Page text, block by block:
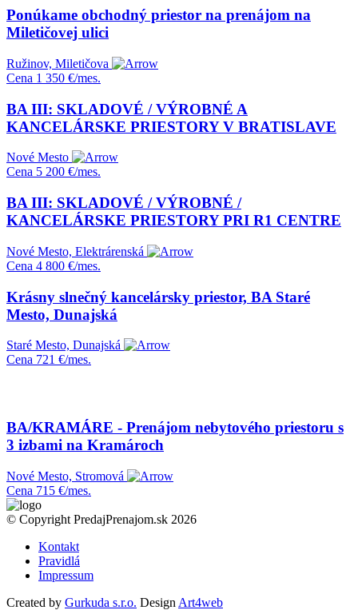
Ponúkame obchodný priestor na prenájom na
Miletičovej ulici
Ružinov, Miletičova
Cena 1 350 €/mes.
BA III: SKLADOVÉ / VÝROBNÉ A
KANCELÁRSKE PRIESTORY V BRATISLAVE
Nové Mesto
Cena 5 200 €/mes.
BA III: SKLADOVÉ / VÝROBNÉ /
KANCELÁRSKE PRIESTORY PRI R1 CENTRE
Nové Mesto, Elektrárenská
Cena 4 800 €/mes.
Krásny slnečný kancelársky priestor, BA Staré
Mesto, Dunajská
Staré Mesto, Dunajská
Cena 721 €/mes.
BA/KRAMÁRE - Prenájom nebytového priestoru s
3 izbami na Kramároch
Nové Mesto, Stromová
Cena 715 €/mes.
© Copyright PredajPrenajom.sk 2026
Kontakt
Pravidlá
Impressum
Created by Gurkuda s.r.o. Design Art4web